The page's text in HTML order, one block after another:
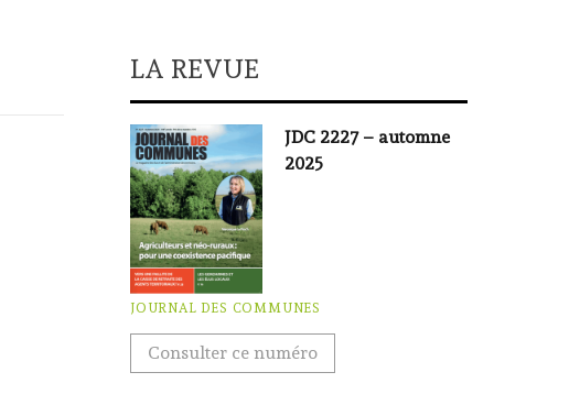
LA REVUE
JDC 2227 – automne
2025
JOURNAL DES COMMUNES
Consulter ce numéro